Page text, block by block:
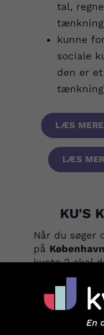
tal,
kunne
sociale
den er
LÆS
LÆS
KU'S
Når du søger
på
kvote 2 skal
til denne
skriftligt